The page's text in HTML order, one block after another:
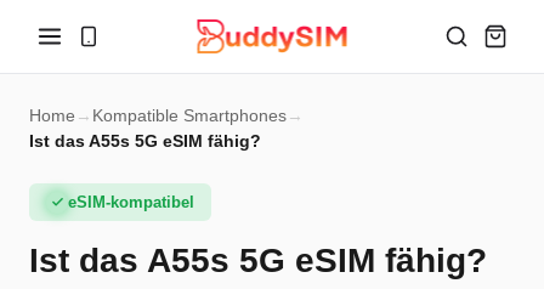
Home → Kompatible Smartphones→
Ist das A55s 5G eSIM fähig?
eSIM-kompatibel
Ist das A55s 5G eSIM fähig?